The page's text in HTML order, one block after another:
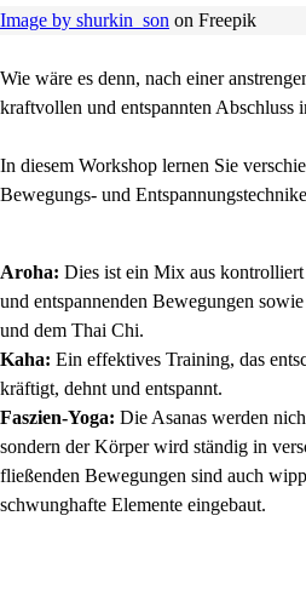
Image by shurkin_son on Freepik
Wie wäre es denn, nach einer
kraftvollen und entspannten Abschluss
In diesem Workshop lernen Sie
Bewegungs- und
Aroha: Dies ist ein Mix aus
und entspannenden Bewegungen
und dem Thai Chi.
Kaha: Ein effektives Training, das
kräftigt, dehnt und entspannt.
Faszien-Yoga: Die Asanas werden
sondern der Körper wird ständig in
fließenden Bewegungen sind auch
schwunghafte Elemente eingebaut.